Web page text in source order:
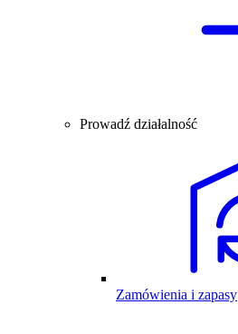
Prowadź działalność
Zamówienia i zapasy